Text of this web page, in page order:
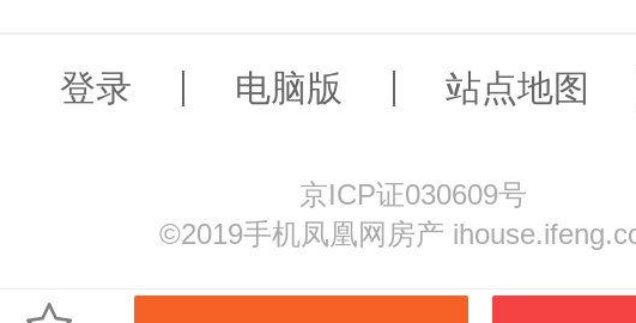
登录 电脑版 站点地图
京ICP证030609号
©️2019手机凤凰网房产